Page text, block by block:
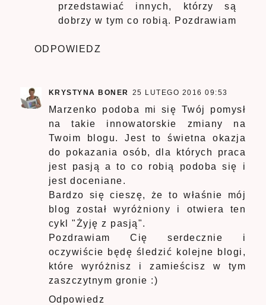
przedstawiać innych, którzy są
dobrzy w tym co robią. Pozdrawiam
ODPOWIEDZ
KRYSTYNA BONER 25 LUTEGO 2016 09:53
Marzenko podoba mi się Twój pomysł
na takie innowatorskie zmiany na
Twoim blogu. Jest to świetna okazja
do pokazania osób, dla których praca
jest pasją a to co robią podoba się i
jest doceniane.
Bardzo się cieszę, że to właśnie mój
blog został wyróżniony i otwiera ten
cykl "Żyję z pasją".
Pozdrawiam Cię serdecznie i
oczywiście będę śledzić kolejne blogi,
które wyróżnisz i zamieścisz w tym
zaszczytnym gronie :)
Odpowiedz